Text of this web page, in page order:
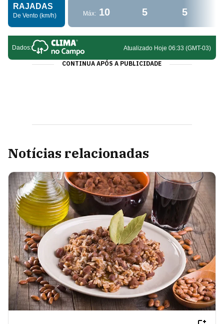
CONTINUA APÓS A PUBLICIDADE
Notícias relacionadas